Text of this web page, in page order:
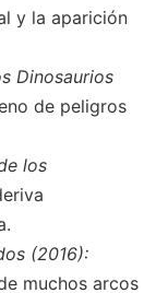
y la aparición
Dinosaurios
de peligros
los
(2016):
muchos arcos